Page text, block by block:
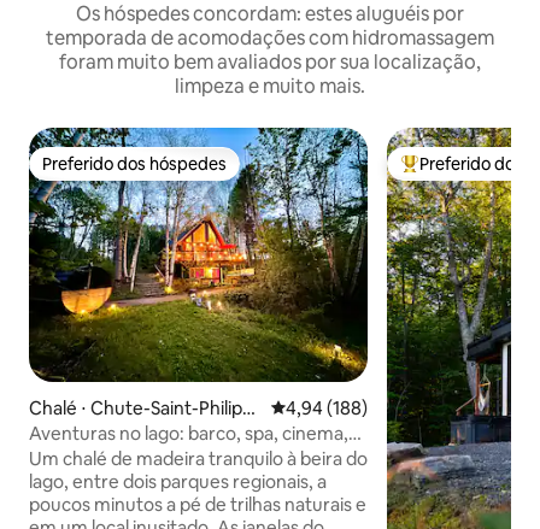
Os hóspedes concordam: estes aluguéis por
temporada de acomodações com hidromassagem
foram muito bem avaliados por sua localização,
limpeza e muito mais.
Preferido dos hóspedes
Preferido dos hóspedes
Chalé ⋅ Chute-Saint-Philipp
e
4,94 de uma avaliação média de
4,94 (188)
Aventuras no lago: barco, spa, cinema,
trilhas
Um chalé de madeira tranquilo à beira do
lago, entre dois parques regionais, a
poucos minutos a pé de trilhas naturais e
Entre os
Preferido dos